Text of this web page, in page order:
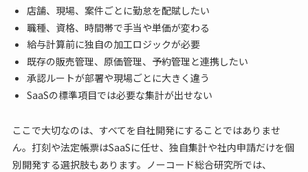
店舗、現場、案件ごとに勤怠を配賦したい
職種、資格、時間帯で手当や単価が変わる
給与計算前に独自の加工ロジックが必要
既存の販売管理、原価管理、予約管理と連携したい
承認ルートが部署や現場ごとに大きく違う
SaaSの標準項目では必要な集計が出せない
ここで大切なのは、すべてを自社開発にすることではありませ
ん。打刻や法定帳票はSaaSに任せ、独自集計や社内申請だけを個
別開発する選択肢もあります。ノーコード総合研究所では、